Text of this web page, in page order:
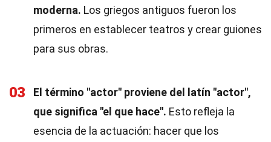
moderna. Los griegos antiguos fueron los
primeros en establecer teatros y crear guiones
para sus obras.
03
El término "actor" proviene del latín "actor",
que significa "el que hace". Esto refleja la
esencia de la actuación: hacer que los